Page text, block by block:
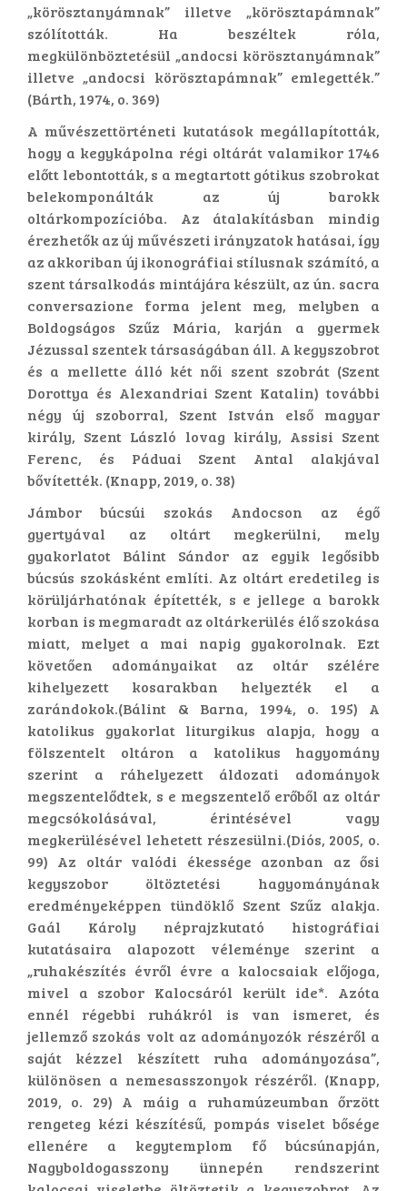
„körösztanyámnak” illetve „körösztapámnak”
szólították. Ha beszéltek róla,
megkülönböztetésül „andocsi körösztanyámnak”
illetve „andocsi körösztapámnak” emlegették.”
(Bárth, 1974, o. 369)
A művészettörténeti kutatások megállapították,
hogy a kegykápolna régi oltárát valamikor 1746
előtt lebontották, s a megtartott gótikus szobrokat
belekomponálták az új barokk
oltárkompozícióba. Az átalakításban mindig
érezhetők az új művészeti irányzatok hatásai, így
az akkoriban új ikonográfiai stílusnak számító, a
szent társalkodás mintájára készült, az ún. sacra
conversazione forma jelent meg, melyben a
Boldogságos Szűz Mária, karján a gyermek
Jézussal szentek társaságában áll. A kegyszobrot
és a mellette álló két női szent szobrát (Szent
Dorottya és Alexandriai Szent Katalin) további
négy új szoborral, Szent István első magyar
király, Szent László lovag király, Assisi Szent
Ferenc, és Páduai Szent Antal alakjával
bővítették. (Knapp, 2019, o. 38)
Jámbor búcsúi szokás Andocson az égő
gyertyával az oltárt megkerülni, mely
gyakorlatot Bálint Sándor az egyik legősibb
búcsús szokásként említi. Az oltárt eredetileg is
körüljárhatónak építették, s e jellege a barokk
korban is megmaradt az oltárkerülés élő szokása
miatt, melyet a mai napig gyakorolnak. Ezt
követően adományaikat az oltár szélére
kihelyezett kosarakban helyezték el a
zarándokok.(Bálint & Barna, 1994, o. 195) A
katolikus gyakorlat liturgikus alapja, hogy a
fölszentelt oltáron a katolikus hagyomány
szerint a ráhelyezett áldozati adományok
megszentelődtek, s e megszentelő erőből az oltár
megcsókolásával, érintésével vagy
megkerülésével lehetett részesülni.(Diós, 2005, o.
99) Az oltár valódi ékessége azonban az ősi
kegyszobor öltöztetési hagyományának
eredményeképpen tündöklő Szent Szűz alakja.
Gaál Károly néprajzkutató histográfiai
kutatásaira alapozott véleménye szerint a
„ruhakészítés évről évre a kalocsaiak előjoga,
mivel a szobor Kalocsáról került ide*. Azóta
ennél régebbi ruhákról is van ismeret, és
jellemző szokás volt az adományozók részéről a
saját kézzel készített ruha adományozása”,
különösen a nemesasszonyok részéről. (Knapp,
2019, o. 29) A máig a ruhamúzeumban őrzött
rengeteg kézi készítésű, pompás viselet bősége
ellenére a kegytemplom fő búcsúnapján,
Nagyboldogasszony ünnepén rendszerint